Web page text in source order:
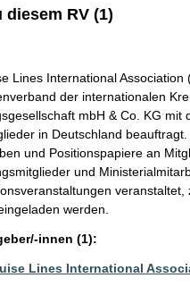
diesem RV (1)
Lines International
der internationalen
mbH & Co. KG
in Deutschland
und Positionspapiere an
und
werden.
innen (1):
Lines International